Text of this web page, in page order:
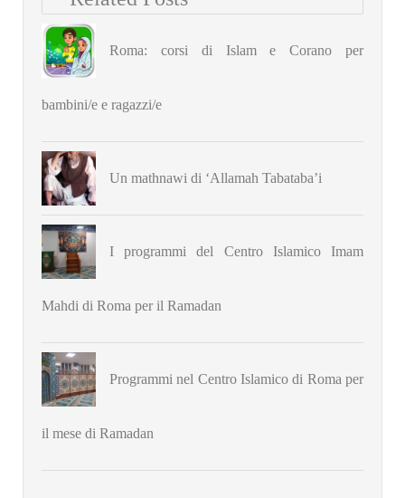
Roma: corsi di Islam e Corano per
bambini/e e ragazzi/e
Un mathnawi di ‘Allamah Tabataba’i
I programmi del Centro Islamico Imam
Mahdi di Roma per il Ramadan
Programmi nel Centro Islamico di Roma per
il mese di Ramadan